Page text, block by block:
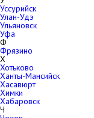
Уссурийск
Улан-Удэ
Ульяновск
Уфа
Ф
Фрязино
Х
Хотьково
Ханты-Мансийск
Хасавюрт
Химки
Хабаровск
Ч